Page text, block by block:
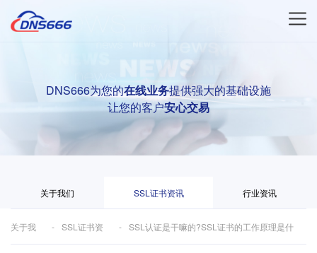
DNS666为您的在线业务提供强大的基础设施
让您的客户安心交易
关于我们 SSL证书资讯 行业资讯
关于我 SSL证书资 SSL认证是干嘛的?SSL证书的工作原理是什